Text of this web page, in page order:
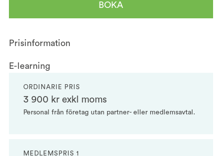
BOKA
Prisinformation
E-learning
ORDINARIE PRIS
3 900 kr exkl moms
Personal från företag utan partner- eller medlemsavtal.
MEDLEMSPRIS 1